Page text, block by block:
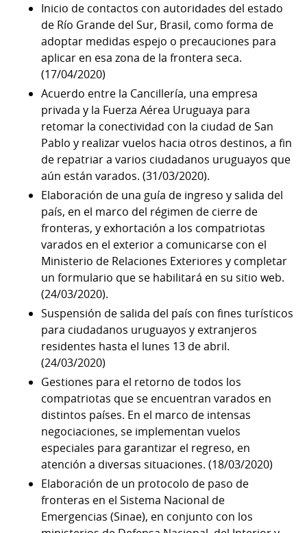
Inicio de contactos con autoridades del estado
de Río Grande del Sur, Brasil, como forma de
adoptar medidas espejo o precauciones para
aplicar en esa zona de la frontera seca.
(17/04/2020)
Acuerdo entre la Cancillería, una empresa
privada y la Fuerza Aérea Uruguaya para
retomar la conectividad con la ciudad de San
Pablo y realizar vuelos hacia otros destinos, a fin
de repatriar a varios ciudadanos uruguayos que
aún están varados. (31/03/2020).
Elaboración de una guía de ingreso y salida del
país, en el marco del régimen de cierre de
fronteras, y exhortación a los compatriotas
varados en el exterior a comunicarse con el
Ministerio de Relaciones Exteriores y completar
un formulario que se habilitará en su sitio web.
(24/03/2020).
Suspensión de salida del país con fines turísticos
para ciudadanos uruguayos y extranjeros
residentes hasta el lunes 13 de abril.
(24/03/2020)
Gestiones para el retorno de todos los
compatriotas que se encuentran varados en
distintos países. En el marco de intensas
negociaciones, se implementan vuelos
especiales para garantizar el regreso, en
atención a diversas situaciones. (18/03/2020)
Elaboración de un protocolo de paso de
fronteras en el Sistema Nacional de
Emergencias (Sinae), en conjunto con los